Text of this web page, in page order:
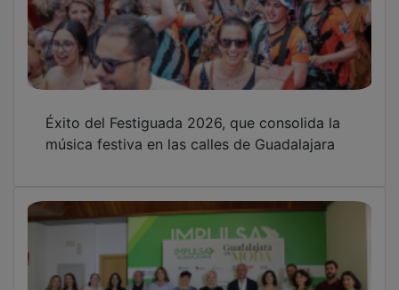
Éxito del Festiguada 2026, que consolida la
música festiva en las calles de Guadalajara